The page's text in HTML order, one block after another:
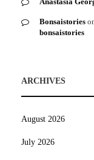
Bonsaistories
bonsaistories
ARCHIVES
August 2026
July 2026